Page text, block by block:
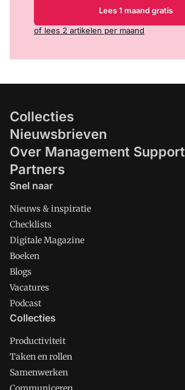
Lees 1 maand gratis
of lees 2 artikelen per maand
Collecties
Nieuwsbrieven
Over Management Support
Partners
Snel naar
Nieuws & inspiratie
Checklists
Digitale Magazine
Boeken
Blogs
Vacatures
Podcast
Collecties
Productiviteit
Taken en rollen
Samenwerken